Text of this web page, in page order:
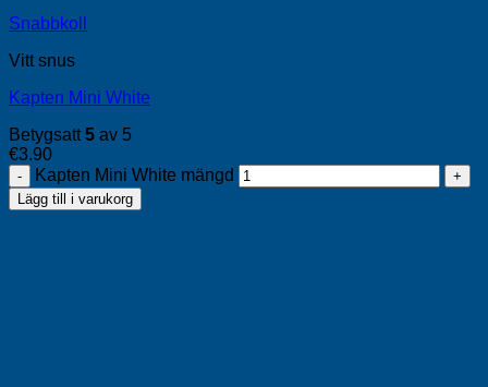
Snabbkoll
Vitt snus
Kapten Mini White
Betygsatt5 av 5
€3.90
Kapten Mini White mängd
Lägg till i varukorg